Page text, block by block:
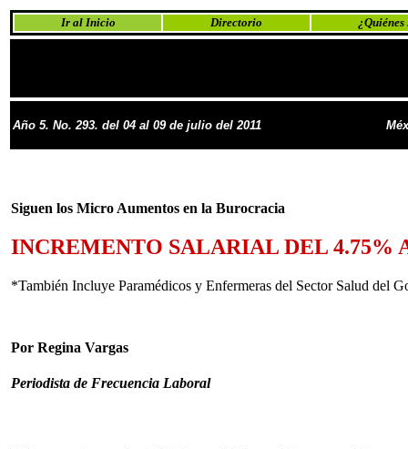
Ir al Inicio Directorio ¿Quiénes
Año 5. No. 293. del 04 al 09 de julio del 2011
Siguen los Micro Aumentos en la Burocracia
INCREMENTO SALARIAL DEL 4.75%
*También Incluye Paramédicos y Enfermeras del Sector Salud del
Por Regina Vargas
Periodista de Frecuencia Laboral